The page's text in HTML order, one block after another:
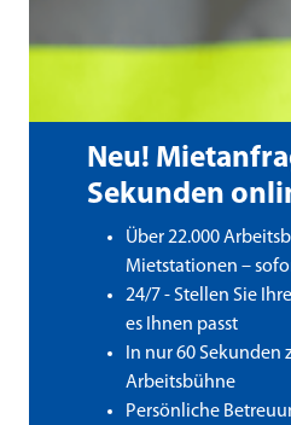
Neu!
Sekunden
Über 22.000
Mietstationen –
24/7 - Stellen Sie
es Ihnen passt
In nur 60 Sekunden
Arbeitsbühne
Persönliche